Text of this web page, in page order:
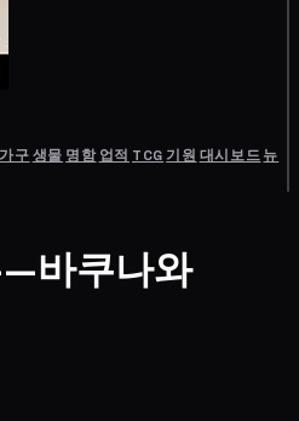
가구생물 명함 업적 TCG기원 대시보드뉴
바쿠나와